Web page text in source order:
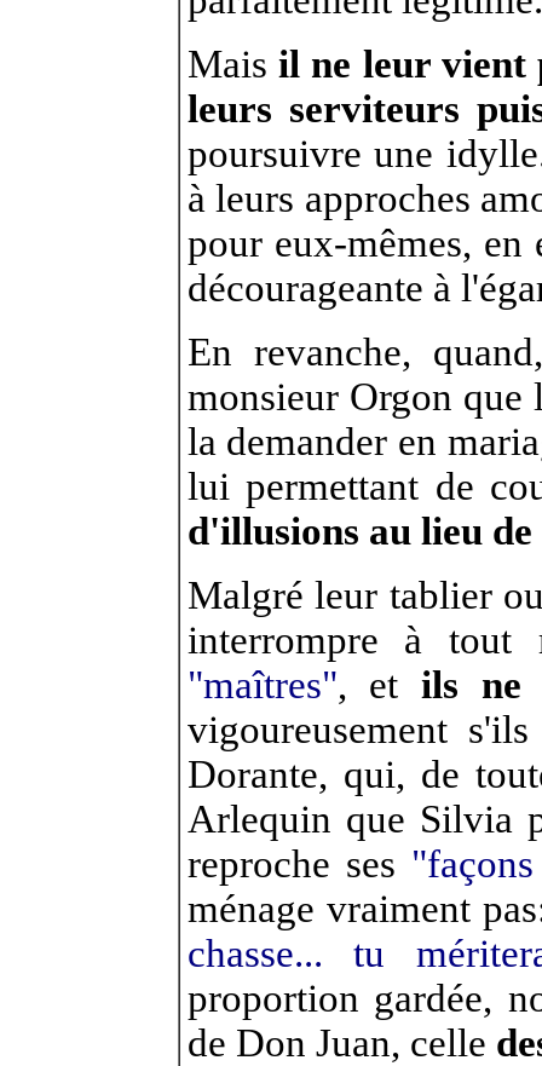
Mais il ne leur vient
leurs serviteurs
poursuivre une
à leurs approches
pour eux-mêmes,
décourageante à
En revanche,
monsieur Orgon que
la demander en
lui permettant de
d'illusions au lieu
Malgré leur tablier
interrompre à tout
"maîtres", etils ne
vigoureusement
Dorante, qui, de
Arlequin que Silvia
reproche ses
ménage vraiment
chasse... tu
proportion gardée,
de Don Juan, celle